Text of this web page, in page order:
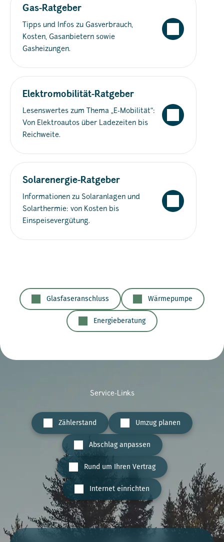
Gas-Ratgeber
Tipps und Infos zu Gasverbrauch,
Kosten, Gasanbietern sowie
Gasheizungen.
Elektromobilität-Ratgeber
Lesenswertes zum Thema „E-Mobilität“:
Von Elektroautos über Ladezeiten bis
Reichweite.
Solarenergie-Ratgeber
Informationen zu Solaranlagen und
Solarthermie: von Kosten bis
Einspeisevergütung.
Glasfaseranschluss Wärmepumpe
Energieberatung
Service-Links
Zählerstand Umzug planen
Abschlag anpassen
Rund um Ihren Vertrag
Internet einrichten